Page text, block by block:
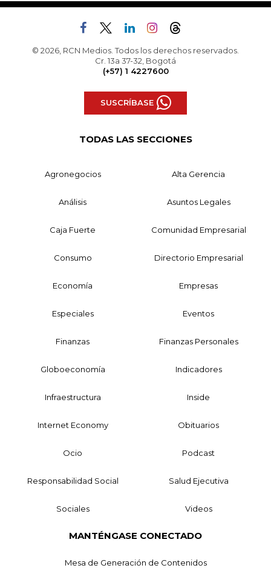
© 2026, RCN Medios. Todos los derechos reservados.
Cr. 13a 37-32, Bogotá
(+57) 1 4227600
SUSCRÍBASE
TODAS LAS SECCIONES
Agronegocios Alta Gerencia
Análisis Asuntos Legales
Caja Fuerte Comunidad Empresarial
Consumo Directorio Empresarial
Economía Empresas
Especiales Eventos
Finanzas Finanzas Personales
Globoeconomía Indicadores
Infraestructura Inside
Internet Economy Obituarios
Ocio Podcast
Responsabilidad Social Salud Ejecutiva
Sociales Videos
MANTÉNGASE CONECTADO
Mesa de Generación de Contenidos